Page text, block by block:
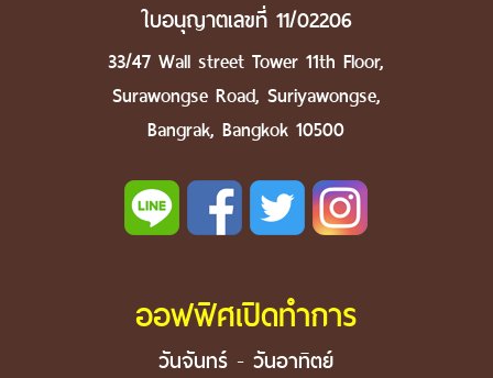
ใบอนุญาตเลขที่ 11/02206
33/47 Wall street Tower 11th Floor,
Surawongse Road, Suriyawongse,
Bangrak, Bangkok 10500
ออฟฟิศเปิดทำการ
วันจันทร์ - วันอาทิตย์